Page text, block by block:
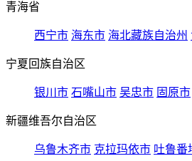
青海省
西宁市 海东市 海北藏族自治州
宁夏回族自治区
银川市 石嘴山市 吴忠市 固原市
新疆维吾尔自治区
乌鲁木齐市 克拉玛依市 吐鲁番